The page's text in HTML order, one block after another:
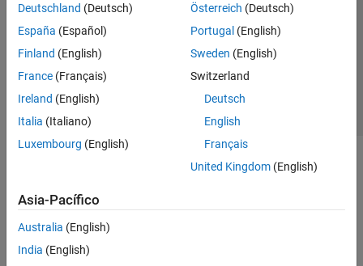
Deutschland (Deutsch)
España (Español)
Finland (English)
France (Français)
Ireland (English)
Italia (Italiano)
Luxembourg (English)
Österreich (Deutsch)
Portugal (English)
Sweden (English)
Switzerland
Deutsch
English
Français
United Kingdom(English)
Asia-Pacífico
Australia (English)
India (English)
Información de contacto
© 1994-2026 The MathWorks, Inc.